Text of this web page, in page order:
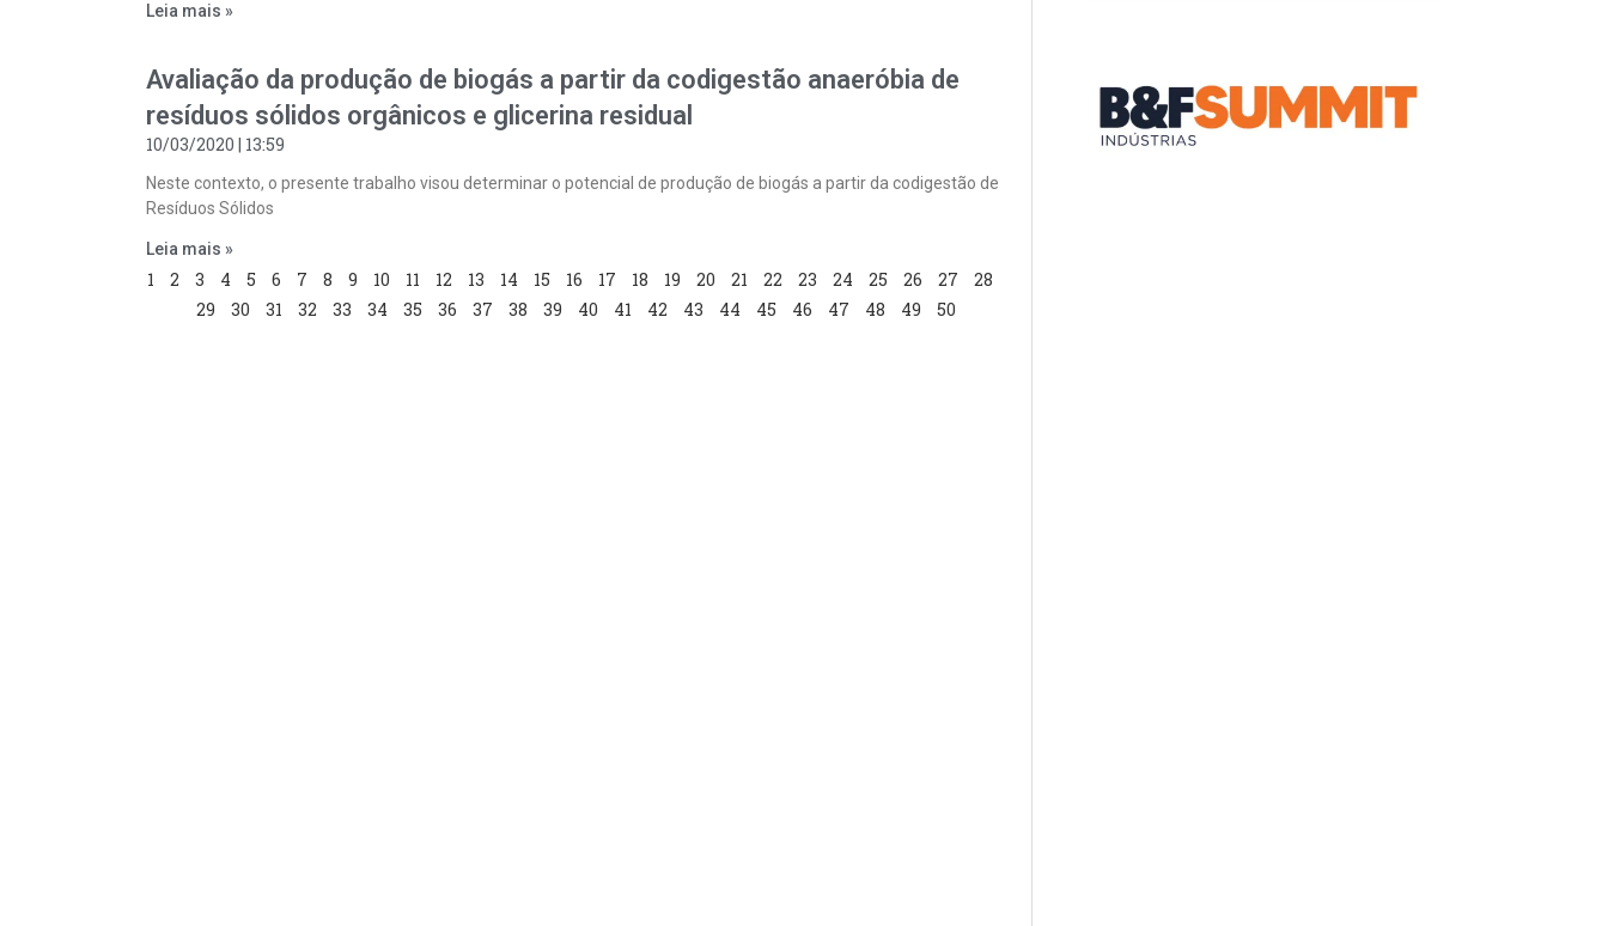
Leia mais »
Avaliação da produção de biogás a partir da codigestão anaeróbia de
resíduos sólidos orgânicos e glicerina residual
10/03/2020 13:59
Neste contexto, o presente trabalho visou determinar o potencial de produção de biogás a partir da codigestão de
Resíduos Sólidos
Leia mais »
1 2 3 4 5 6 7 8 9 10 11 12 13 14 15 16 17 18 19 20 21 22 23 24 25 26 27
28
29
30 31 32 33 34 35 36 37 38 39 40 41 42 43 44 45 46 47 48 49 50